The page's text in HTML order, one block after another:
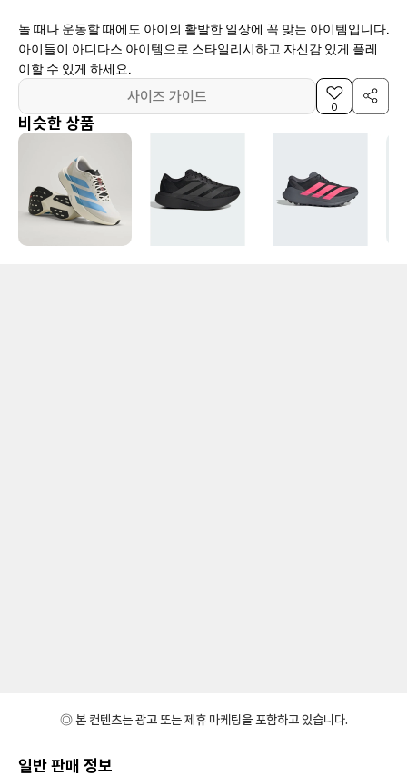
놀 때나 운동할 때에도 아이의 활발한 일상에 꼭 맞는 아이템입니다.
아이들이 아디다스 아이템으로 스타일리시하고 자신감 있게 플레
이할 수 있게 하세요.
사이즈 가이드
0
비슷한 상품
◎ 본 컨텐츠는 광고 또는 제휴 마케팅을 포함하고 있습니다.
일반 판매 정보